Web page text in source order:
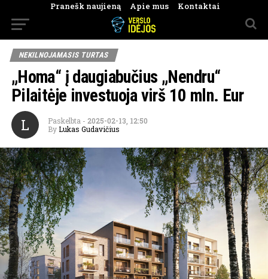
Pranešk naujieną Apie mus Kontaktai
NEKILNOJAMASIS TURTAS
„Homa“ į daugiabučius „Nendru“
Pilaitėje investuoja virš 10 mln. Eur
L Paskelbta - 2025-02-13, 12:50
By Lukas Gudavičius